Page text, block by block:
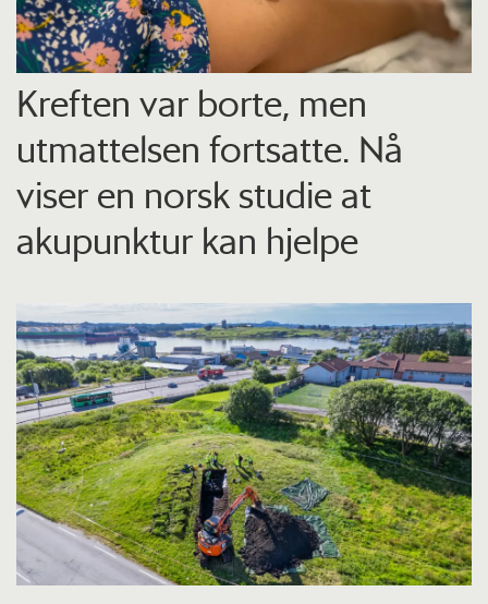
Kreften var borte, men
utmattelsen fortsatte. Nå
viser en norsk studie at
akupunktur kan hjelpe